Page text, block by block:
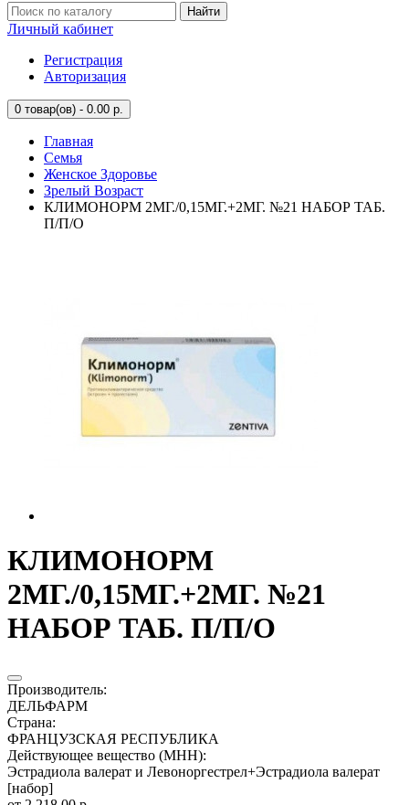
Найти
Личный кабинет
Регистрация
Авторизация
0 товар(ов) - 0.00 р.
Главная
Семья
Женское Здоровье
Зрелый Возраст
КЛИМОНОРМ 2МГ./0,15МГ.+2МГ. №21 НАБОР ТАБ.
П/П/О
КЛИМОНОРМ
2МГ./0,15МГ.+2МГ. №21
НАБОР ТАБ. П/П/О
Производитель:
ДЕЛЬФАРМ
Страна:
ФРАНЦУЗСКАЯ РЕСПУБЛИКА
Действующее вещество (МНН):
Эстрадиола валерат и Левоноргестрел+Эстрадиола валерат
[набор]